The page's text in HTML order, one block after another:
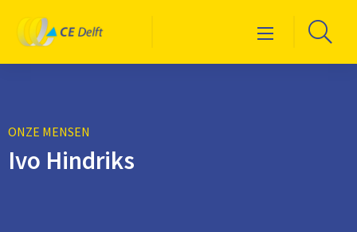
Logo
CE
Delft
Menu Ga
ONZE MENSEN
Ivo Hindriks